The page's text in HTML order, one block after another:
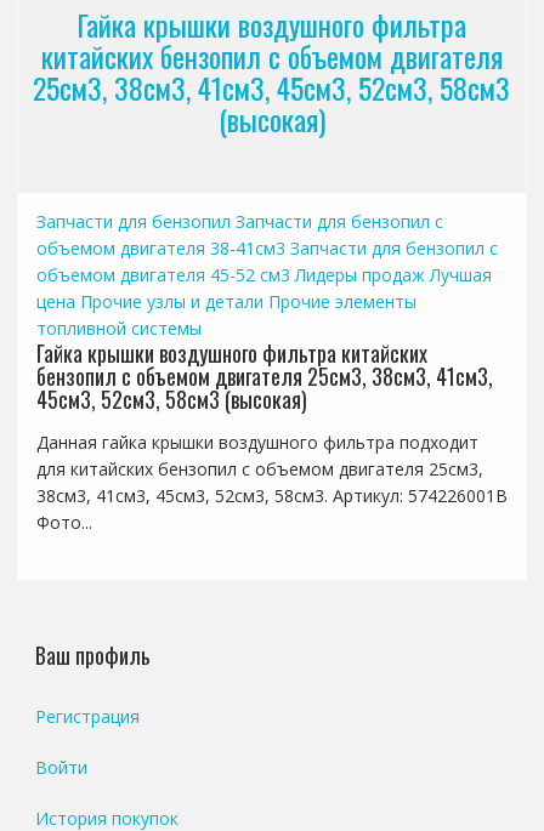
Гайка крышки воздушного фильтра
китайских бензопил с объемом двигателя
25см3, 38см3, 41см3, 45см3, 52см3, 58см3
(высокая)
Запчасти для бензопил Запчасти для бензопил с
объемом двигателя 38-41см3 Запчасти для бензопил с
объемом двигателя 45-52 см3 Лидеры продаж Лучшая
цена Прочие узлы и детали Прочие элементы
топливной системы
Гайка крышки воздушного фильтра китайских
бензопил с объемом двигателя 25см3, 38см3, 41см3,
45см3, 52см3, 58см3 (высокая)
Данная гайка крышки воздушного фильтра подходит
для китайских бензопил с объемом двигателя 25см3,
38см3, 41см3, 45см3, 52см3, 58см3. Артикул: 574226001B
Фото...
Ваш профиль
Регистрация
Войти
История покупок